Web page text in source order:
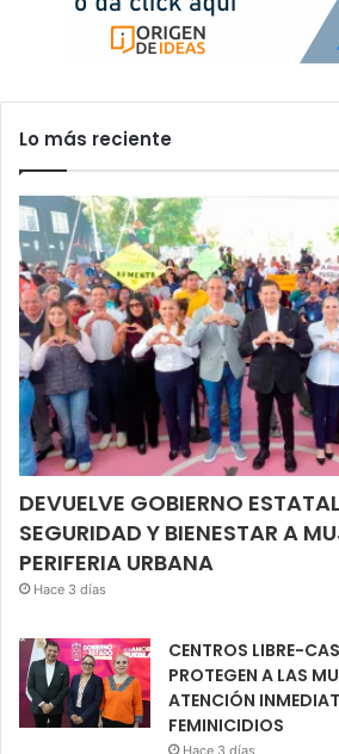
Lo más reciente
DEVUELVE GOBIERNO
SEGURIDAD Y BIENESTAR A
PERIFERIA URBANA
Hace 3 días
CENTROS LIBRE-
PROTEGEN A LAS
ATENCIÓN
FEMINICIDIOS
Hace 3 días